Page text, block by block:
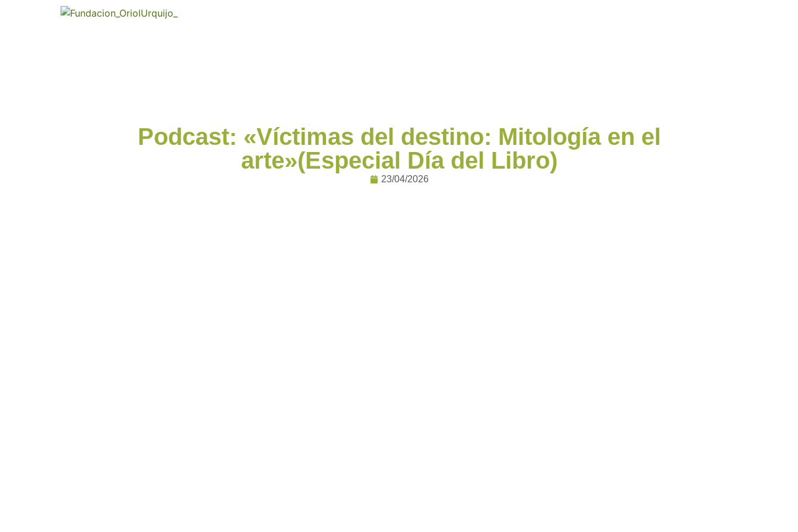
Podcast: «Víctimas del destino: Mitología en el
arte»(Especial Día del Libro)
23/04/2026